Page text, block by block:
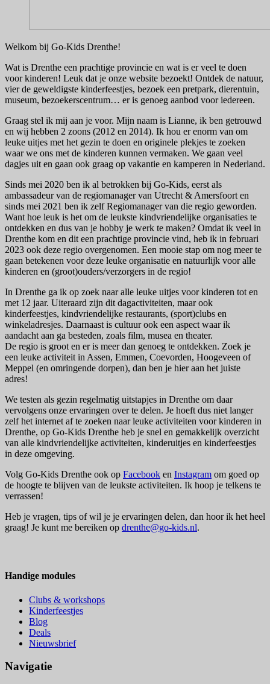
Welkom bij Go-Kids Drenthe!
Wat is Drenthe een prachtige provincie en wat is er veel te doen
voor kinderen! Leuk dat je onze website bezoekt! Ontdek de natuur,
vier de geweldigste kinderfeestjes, bezoek een pretpark, dierentuin,
museum, bezoekerscentrum… er is genoeg aanbod voor iedereen.
Graag stel ik mij aan je voor. Mijn naam is Lianne, ik ben getrouwd
en wij hebben 2 zoons (2012 en 2014). Ik hou er enorm van om
leuke uitjes met het gezin te doen en originele plekjes te zoeken
waar we ons met de kinderen kunnen vermaken. We gaan veel
dagjes uit en gaan ook graag op vakantie en kamperen in Nederland.
Sinds mei 2020 ben ik al betrokken bij Go-Kids, eerst als
ambassadeur van de regiomanager van Utrecht & Amersfoort en
sinds mei 2021 ben ik zelf Regiomanager van die regio geworden.
Want hoe leuk is het om de leukste kindvriendelijke organisaties te
ontdekken en dus van je hobby je werk te maken? Omdat ik veel in
Drenthe kom en dit een prachtige provincie vind, heb ik in februari
2023 ook deze regio overgenomen. Een mooie stap om nog meer te
gaan betekenen voor deze leuke organisatie en natuurlijk voor alle
kinderen en (groot)ouders/verzorgers in de regio!
In Drenthe ga ik op zoek naar alle leuke uitjes voor kinderen tot en
met 12 jaar. Uiteraard zijn dit dagactiviteiten, maar ook
kinderfeestjes, kindvriendelijke restaurants, (sport)clubs en
winkeladresjes. Daarnaast is cultuur ook een aspect waar ik
aandacht aan ga besteden, zoals film, musea en theater.
De regio is groot en er is meer dan genoeg te ontdekken. Zoek je
een leuke activiteit in Assen, Emmen, Coevorden, Hoogeveen of
Meppel (en omringende dorpen), dan ben je hier aan het juiste
adres!
We testen als gezin regelmatig uitstapjes in Drenthe om daar
vervolgens onze ervaringen over te delen. Je hoeft dus niet langer
zelf het internet af te zoeken naar leuke activiteiten voor kinderen in
Drenthe, op Go-Kids Drenthe heb je snel en gemakkelijk overzicht
van alle kindvriendelijke activiteiten, kinderuitjes en kinderfeestjes
in deze omgeving.
Volg Go-Kids Drenthe ook op Facebook en Instagram om goed op
de hoogte te blijven van de leukste activiteiten. Ik hoop je telkens te
verrassen!
Heb je vragen, tips of wil je je ervaringen delen, dan hoor ik het heel
graag! Je kunt me bereiken op drenthe@go-kids.nl.
Handige modules
Clubs & workshops
Kinderfeestjes
Blog
Deals
Nieuwsbrief
Navigatie